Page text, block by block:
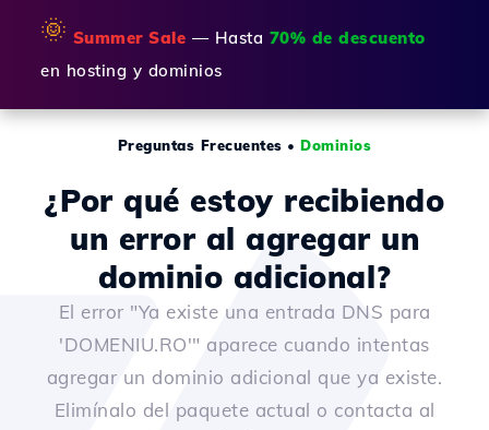
🌞 Summer Sale — Hasta 70% de descuento
en hosting y dominios
Preguntas Frecuentes •Dominios
¿Por qué estoy recibiendo
un error al agregar un
dominio adicional?
El error "Ya existe una entrada DNS para
'DOMENIU.RO'" aparece cuando intentas
agregar un dominio adicional que ya existe.
Elimínalo del paquete actual o contacta al